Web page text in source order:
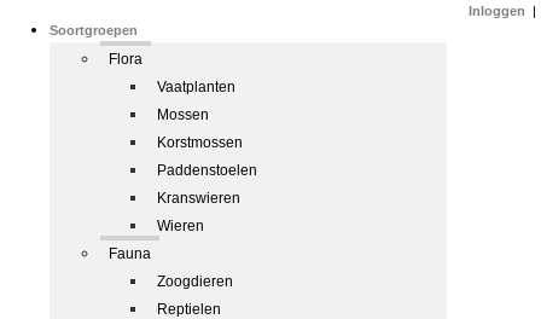
Soortgroepen
Flora
Vaatplanten
Mossen
Korstmossen
Paddenstoelen
Kranswieren
Wieren
Fauna
Zoogdieren
Reptielen
Inloggen |